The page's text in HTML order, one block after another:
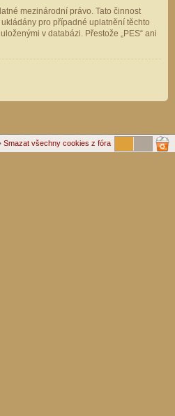
mezinárodní právo. Tato činnost
pro případné uplatnění těchto
v databázi. Přestože „PES“ ani
Smazat všechny cookies z fóra